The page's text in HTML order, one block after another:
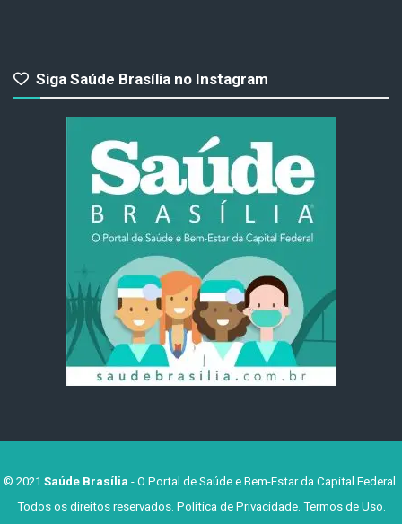
Siga Saúde Brasília no Instagram
© 2021 Saúde Brasília - O Portal de Saúde e Bem-Estar da Capital Federal.
Todos os direitos reservados. Política de Privacidade. Termos de Uso.